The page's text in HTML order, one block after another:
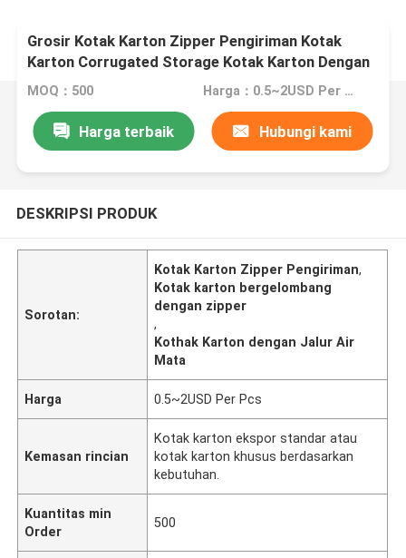
Grosir Kotak Karton Zipper Pengiriman Kotak
Karton Corrugated Storage Kotak Karton Dengan
Pita Air Mata
MOQ：500 Harga：0.5~2USD Per Pcs
Harga terbaik Hubungi kami
DESKRIPSI PRODUK
Sorotan:
Kotak Karton Zipper Pengiriman,
Kotak karton bergelombang
dengan zipper
,
Kothak Karton dengan Jalur Air
Mata
Harga 0.5~2USD Per Pcs
Kemasan rincian
Kotak karton ekspor standar atau
kotak karton khusus berdasarkan
kebutuhan.
Kuantitas min
Order
500